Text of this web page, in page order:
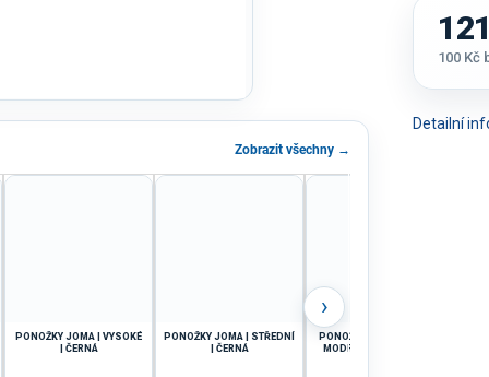
Zobrazit všechny →
PONOŽKY JOMA | VYSOKÉ
| ČERNÁ
PONOŽKY JOMA | STŘEDNÍ
| ČERNÁ
PONOŽKY JOMA | SVĚTLE
MODRÁ-TMAVĚ MODRÁ
›
Detailní
100 Kč